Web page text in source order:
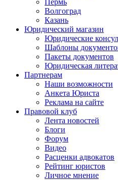
Пермь
Волгоград
Казань
Юридический магазин
Юридические
Шаблоны
Пакеты документов
Юридическая
Партнерам
Наши возможности
Анкета Юриста
Реклама на сайте
Правовой клуб
Лента новостей
Блоги
Форум
Видео
Расценки адвокатов
Рейтинг юристов
Личное мнение